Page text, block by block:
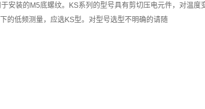
安装的M5底螺纹。KS系列的型号具有剪切压电元件，对温
的低频测量，应选KS型。对型号选型不明确的请随